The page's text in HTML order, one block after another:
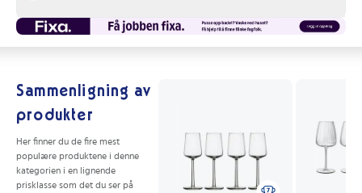
Sammenligning av
produkter
Her finner du de fire mest
populære produktene i denne
kategorien i en lignende
prisklasse som det du ser på